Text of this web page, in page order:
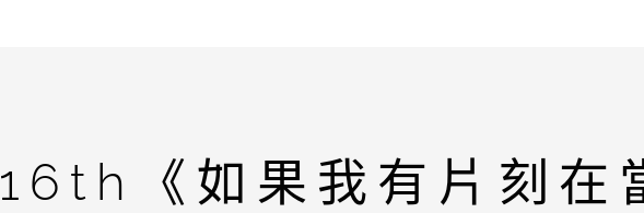
16th《如果我有片刻在